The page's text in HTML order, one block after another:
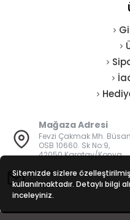
Mağaza Adresi
Fevzi Çakmak Mh. Büsan
OSB 10660. Sk No:9,
42050 Karatay/Konya
E-Posta
Sitemizde sizlere
kullanılmaktadır. Detaylı bilgi
inceleyiniz.